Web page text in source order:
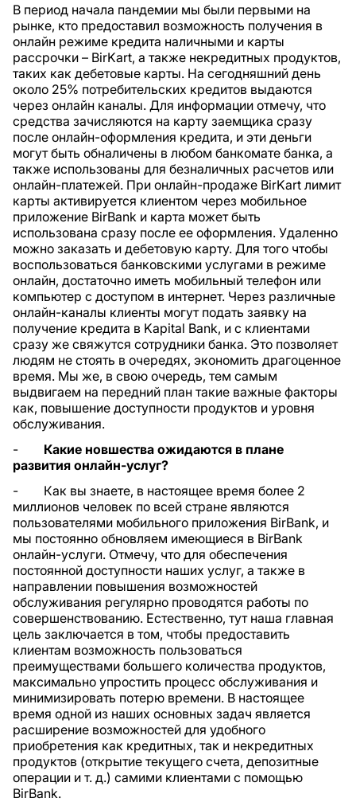
В период начала пандемии мы были первыми на
рынке, кто предоставил возможность получения в
онлайн режиме кредита наличными и карты
рассрочки – BirKart, а также некредитных продуктов,
таких как дебетовые карты. На сегодняшний день
около 25% потребительских кредитов выдаются
через онлайн каналы. Для информации отмечу, что
средства зачисляются на карту заемщика сразу
после онлайн-оформления кредита, и эти деньги
могут быть обналичены в любом банкомате банка, а
также использованы для безналичных расчетов или
онлайн-платежей. При онлайн-продаже BirKart лимит
карты активируется клиентом через мобильное
приложение BirBank и карта может быть
использована сразу после ее оформления. Удаленно
можно заказать и дебетовую карту. Для того чтобы
воспользоваться банковскими услугами в режиме
онлайн, достаточно иметь мобильный телефон или
компьютер с доступом в интернет. Через различные
онлайн-каналы клиенты могут подать заявку на
получение кредита в Kapital Bank, и с клиентами
сразу же свяжутся сотрудники банка. Это позволяет
людям не стоять в очередях, экономить драгоценное
время. Мы же, в свою очередь, тем самым
выдвигаем на передний план такие важные факторы
как, повышение доступности продуктов и уровня
обслуживания.
- Какие новшества ожидаются в плане
развития онлайн-услуг?
- Как вы знаете, в настоящее время более 2
миллионов человек по всей стране являются
пользователями мобильного приложения BirBank, и
мы постоянно обновляем имеющиеся в BirBank
онлайн-услуги. Отмечу, что для обеспечения
постоянной доступности наших услуг, а также в
направлении повышения возможностей
обслуживания регулярно проводятся работы по
совершенствованию. Естественно, тут наша главная
цель заключается в том, чтобы предоставить
клиентам возможность пользоваться
преимуществами большего количества продуктов,
максимально упростить процесс обслуживания и
минимизировать потерю времени. В настоящее
время одной из наших основных задач является
расширение возможностей для удобного
приобретения как кредитных, так и некредитных
продуктов (открытие текущего счета, депозитные
операции и т. д.) самими клиентами с помощью
BirBank.